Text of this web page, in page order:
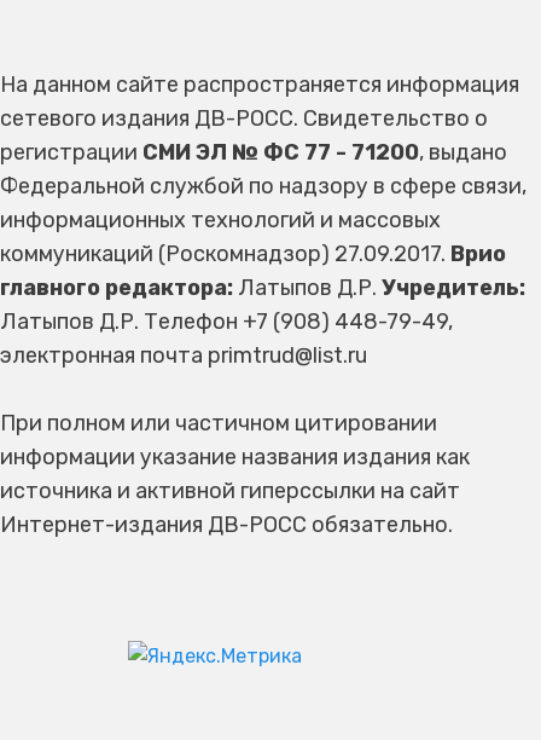
На данном сайте распространяется информация
сетевого издания ДВ-РОСС. Свидетельство о
регистрации СМИ ЭЛ № ФС 77 - 71200, выдано
Федеральной службой по надзору в сфере связи,
информационных технологий и массовых
коммуникаций (Роскомнадзор) 27.09.2017. Врио
главного редактора: Латыпов Д.Р. Учредитель:
Латыпов Д.Р. Телефон +7 (908) 448-79-49,
электронная почта primtrud@list.ru
При полном или частичном цитировании
информации указание названия издания как
источника и активной гиперссылки на сайт
Интернет-издания ДВ-РОСС обязательно.